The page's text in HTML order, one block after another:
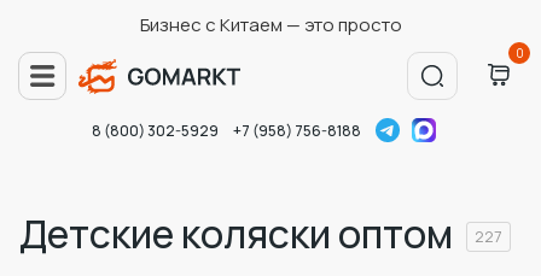
Бизнес с Китаем — это просто
0
8 (800) 302-5929 +7 (958) 756-8188
Детские коляски оптом 227